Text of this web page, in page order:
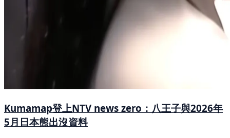
Kumamap登上NTV news zero：八王子與2026年
5月日本熊出沒資料